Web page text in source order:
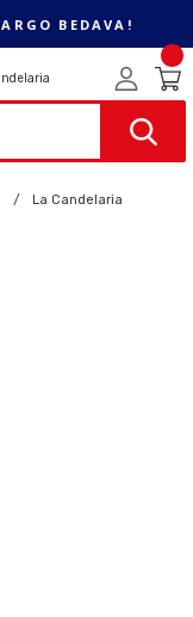
BEDAVA!
La Candelaria